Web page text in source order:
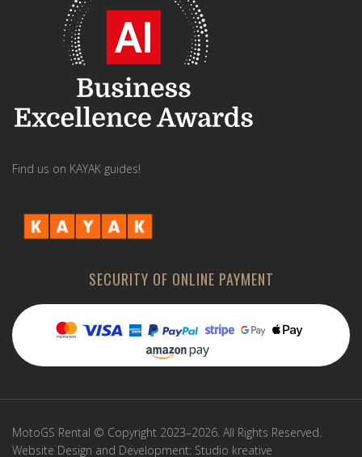
Find us on KAYAK guides!
SECURITY OF ONLINE PAYMENT
MotoGS Rental © Copyright 2023–2026. All Rights Reserved.
Website Design and Development: Studio kreative